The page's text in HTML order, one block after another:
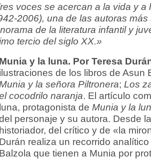
voces se acercan a la vida y a
2006), una de las autoras
de la literatura infantil y
tercio del siglo XX.»
Munia y la luna. Por Teresa
ilustraciones de los libros de Asun
y la señora Piltronera; Los
cocodrilo naranja. El artículo
luna, protagonista de Munia y la
personaje y su autora. Desde
historiador, del crítico y de «la
Durán realiza un recorrido
Balzola que tienen a Munia por